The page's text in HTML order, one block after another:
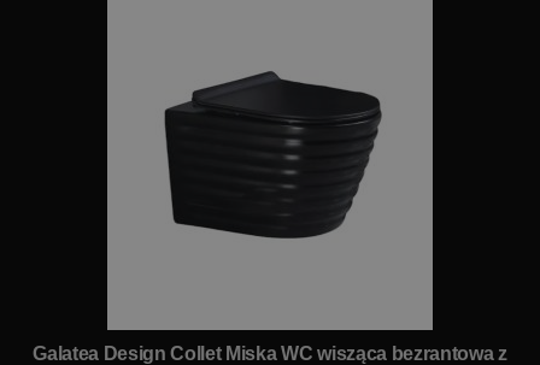
Galatea Design Collet Miska WC wisząca bezrantowa z